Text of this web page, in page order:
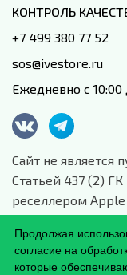
КОНТРОЛЬ
+7 499 380 77 52
sos@ivestore.ru
Ежедневно с 10:00
Сайт не является
Статьей 437 (2)
реселлером
данной компании
Сайт носит
Обработка
Продолжая
согласие на
которые